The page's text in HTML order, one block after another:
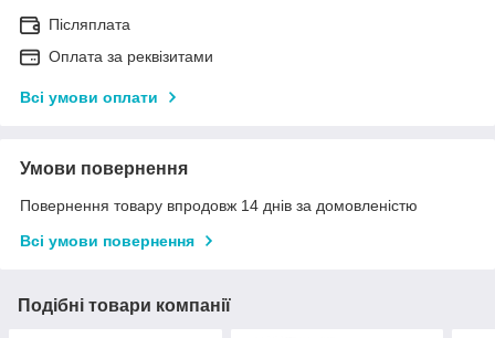
Післяплата
Оплата за реквізитами
Всі умови оплати
Умови повернення
Повернення товару впродовж 14 днів за домовленістю
Всі умови повернення
Подібні товари компанії